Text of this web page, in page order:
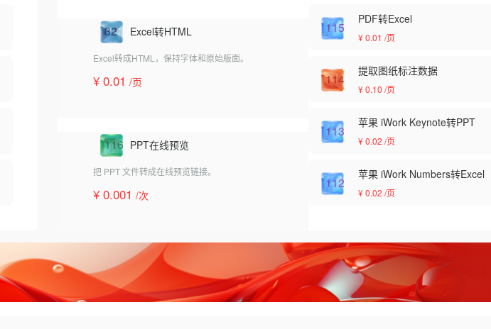
32 Excel转HTML
Excel转成HTML，保持字体和原始版面。
¥ 0.01 /页
116 PPT在线预览
把 PPT 文件转成在线预览链接。
¥ 0.001 /次
115
PDF转Excel
¥ 0.01 /页
114
提取图纸标注数据
¥ 0.10 /页
113
苹果 iWork Keynote转PPT
¥ 0.02 /页
112
苹果 iWork Numbers转Excel
¥ 0.02 /页